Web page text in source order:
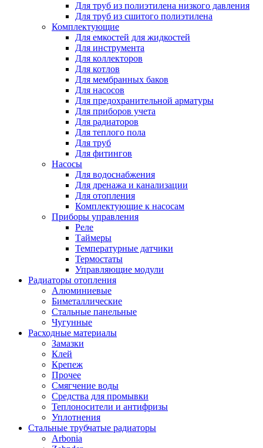
Для труб из полиэтилена низкого давления
Для труб из сшитого полиэтилена
Комплектующие
Для емкостей для жидкостей
Для инструмента
Для коллекторов
Для котлов
Для мембранных баков
Для насосов
Для предохранительной арматуры
Для приборов учета
Для радиаторов
Для теплого пола
Для труб
Для фитингов
Насосы
Для водоснабжения
Для дренажа и канализации
Для отопления
Комплектующие к насосам
Приборы управления
Реле
Таймеры
Температурные датчики
Термостаты
Управляющие модули
Радиаторы отопления
Алюминиевые
Биметаллические
Стальные панельные
Чугунные
Расходные материалы
Замазки
Клей
Крепеж
Прочее
Смягчение воды
Средства для промывки
Теплоносители и антифризы
Уплотнения
Стальные трубчатые радиаторы
Arbonia